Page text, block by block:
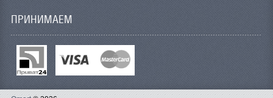
ПРИНИМАЕМ